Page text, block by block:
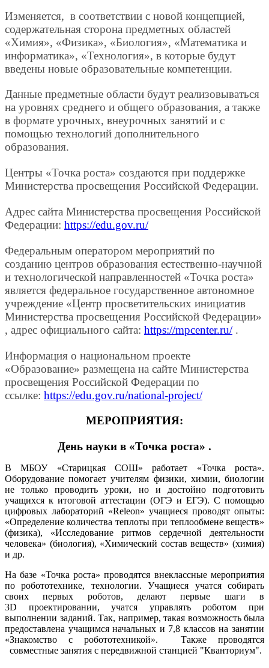
Изменяется, в соответствии с новой концепцией,
содержательная сторона предметных областей
«Химия», «Физика», «Биология», «Математика и
информатика», «Технология», в которые будут
введены новые образовательные компетенции.
Данные предметные области будут реализовываться
на уровнях среднего и общего образования, а также
в формате урочных, внеурочных занятий и с
помощью технологий дополнительного
образования.
Центры «Точка роста» создаются при поддержке
Министерства просвещения Российской Федерации.
Адрес сайта Министерства просвещения Российской
Федерации: https://edu.gov.ru/
Федеральным оператором мероприятий по
созданию центров образования естественно-научной
и технологической направленностей «Точка роста»
является федеральное государственное автономное
учреждение «Центр просветительских инициатив
Министерства просвещения Российской Федерации»
, адрес официального сайта: https://mpcenter.ru/.
Информация о национальном проекте
«Образование» размещена на сайте Министерства
просвещения Российской Федерации по
ссылке: https://edu.gov.ru/national-project/
МЕРОПРИЯТИЯ:
День науки в «Точка роста» .
В МБОУ «Старицкая СОШ» работает «Точка роста».
Оборудование помогает учителям физики, химии, биологии
не только проводить уроки, но и достойно подготовить
учащихся к итоговой аттестации (ОГЭ и ЕГЭ). С помощью
цифровых лабораторий «Releon» учащиеся проводят опыты:
«Определение количества теплоты при теплообмене веществ»
(физика), «Исследование ритмов сердечной деятельности
человека» (биология), «Химический состав веществ» (химия)
и др.
На базе «Точка роста» проводятся внеклассные мероприятия
по робототехнике, технологии. Учащиеся учатся собирать
своих первых роботов, делают первые шаги в
3D проектировании, учатся управлять роботом при
выполнении заданий. Так, например, такая возможность была
предоставлена учащимсяначальных и 7,8 классов на занятии
«Знакомство с робототехникой». Также проводятся
совместные занятия с передвижной станцией "Кванториум".